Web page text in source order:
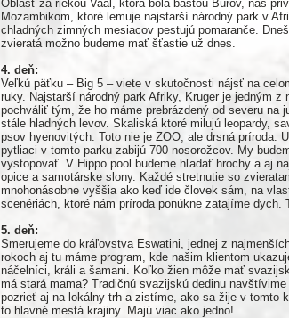
Oblasť za riekou Vaal, ktorá bola baštou Búrov, nás
Mozambikom, ktoré lemuje najstarší národný park v
chladných zimných mesiacov pestujú pomaranče.
zvieratá možno budeme mať šťastie už dnes.
4. deň:
Veľkú päťku – Big 5 – viete v skutočnosti nájsť na
ruky. Najstarší národný park Afriky, Kruger je jedným
pochváliť tým, že ho máme prebrázdený od severu na
stále hladných levov. Skaliská ktoré milujú leopardy,
psov hyenovitých. Toto nie je ZOO, ale drsná príroda.
pytliaci v tomto parku zabijú 700 nosorožcov. My
vystopovať. V Hippo pool budeme hľadať hrochy a aj
opice a samotárske slony. Každé stretnutie so
mnohonásobne vyššia ako keď ide človek sám, na
scenériách, ktoré nám príroda ponúkne zatajíme dych.
5. deň:
Smerujeme do kráľovstva Eswatini, jednej z
rokoch aj tu máme program, kde našim klientom
náčelníci, králi a šamani. Koľko žien môže mať
má stará mama? Tradičnú svazijskú dedinu
pozrieť aj na lokálny trh a zistíme, ako sa žije v tomto
to hlavné mestá krajiny. Majú viac ako jedno!